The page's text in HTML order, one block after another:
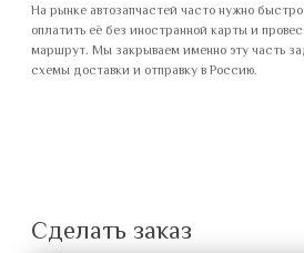
На рынке автозапчастей часто нужно
оплатить её без иностранной карты и
маршрут. Мы закрываем именно эту часть
схемы доставки и отправку в Россию.
Сделать заказ